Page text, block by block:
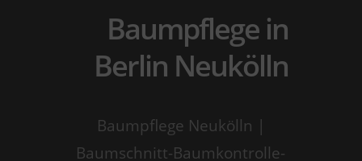
Baumpflege in
Berlin Neukölln
Baumpflege Neukölln |
Baumschnitt-Baumkontrolle-